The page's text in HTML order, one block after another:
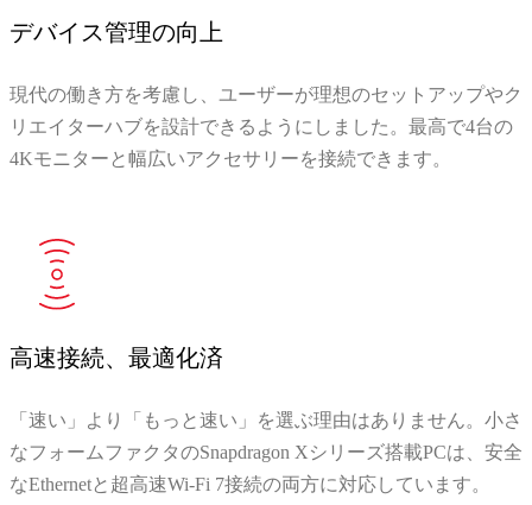
デバイス管理の向上
現代の働き方を考慮し、ユーザーが理想のセットアップやク
リエイターハブを設計できるようにしました。最高で4台の
4Kモニターと幅広いアクセサリーを接続できます。
高速接続、最適化済
「速い」より「もっと速い」を選ぶ理由はありません。小さ
なフォームファクタのSnapdragon Xシリーズ搭載PCは、安全
なEthernetと超高速Wi-Fi 7接続の両方に対応しています。